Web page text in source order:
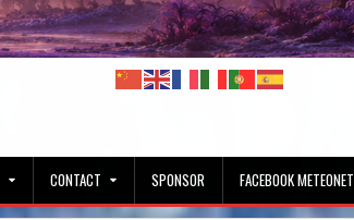
CONTACT SPONSOR FACEBOOK METEONET